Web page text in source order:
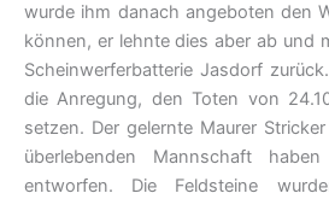
wurde ihm danach angeboten den
können, er lehnte dies aber ab und
Scheinwerferbatterie Jasdorf
die Anregung, den Toten von
setzen. Der gelernte Maurer
überlebenden Mannschaft
entworfen. Die Feldsteine